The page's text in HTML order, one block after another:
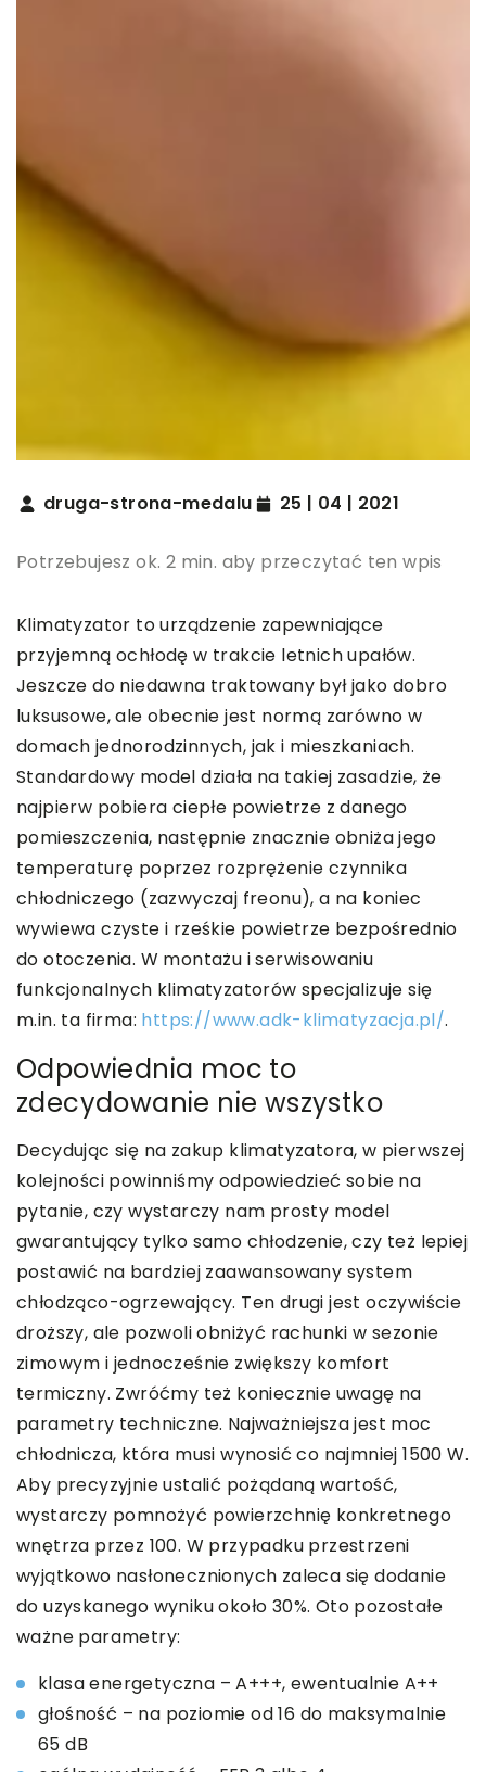
druga-strona-medalu 25 | 04 | 2021
Potrzebujesz ok. 2 min. aby przeczytać ten wpis
Klimatyzator to urządzenie zapewniające
przyjemną ochłodę w trakcie letnich upałów.
Jeszcze do niedawna traktowany był jako dobro
luksusowe, ale obecnie jest normą zarówno w
domach jednorodzinnych, jak i mieszkaniach.
Standardowy model działa na takiej zasadzie, że
najpierw pobiera ciepłe powietrze z danego
pomieszczenia, następnie znacznie obniża jego
temperaturę poprzez rozprężenie czynnika
chłodniczego (zazwyczaj freonu), a na koniec
wywiewa czyste i rześkie powietrze bezpośrednio
do otoczenia. W montażu i serwisowaniu
funkcjonalnych klimatyzatorów specjalizuje się
m.in. ta firma: https://www.adk-klimatyzacja.pl/.
Odpowiednia moc to
zdecydowanie nie wszystko
Decydując się na zakup klimatyzatora, w pierwszej
kolejności powinniśmy odpowiedzieć sobie na
pytanie, czy wystarczy nam prosty model
gwarantujący tylko samo chłodzenie, czy też lepiej
postawić na bardziej zaawansowany system
chłodząco-ogrzewający. Ten drugi jest oczywiście
droższy, ale pozwoli obniżyć rachunki w sezonie
zimowym i jednocześnie zwiększy komfort
termiczny. Zwróćmy też koniecznie uwagę na
parametry techniczne. Najważniejsza jest moc
chłodnicza, która musi wynosić co najmniej 1500 W.
Aby precyzyjnie ustalić pożądaną wartość,
wystarczy pomnożyć powierzchnię konkretnego
wnętrza przez 100. W przypadku przestrzeni
wyjątkowo nasłonecznionych zaleca się dodanie
do uzyskanego wyniku około 30%. Oto pozostałe
ważne parametry:
klasa energetyczna – A+++, ewentualnie A++
głośność – na poziomie od 16 do maksymalnie
65 dB